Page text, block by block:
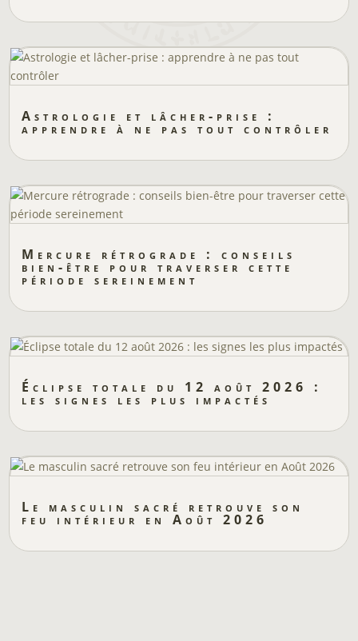
Astrologie et lâcher-prise :
apprendre à ne pas tout contrôler
Mercure rétrograde : conseils
bien-être pour traverser cette
période sereinement
Éclipse totale du 12 août 2026 :
les signes les plus impactés
Le masculin sacré retrouve son
feu intérieur en Août 2026